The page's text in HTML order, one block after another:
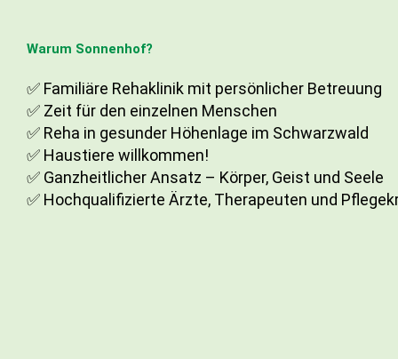
Warum Sonnenhof?
✅ Familiäre Rehaklinik mit persönlicher Betreuung
✅ Zeit für den einzelnen Menschen
✅ Reha in gesunder Höhenlage im Schwarzwald
✅ Haustiere willkommen!
✅ Ganzheitlicher Ansatz – Körper, Geist und Seele
✅ Hochqualifizierte Ärzte, Therapeuten und